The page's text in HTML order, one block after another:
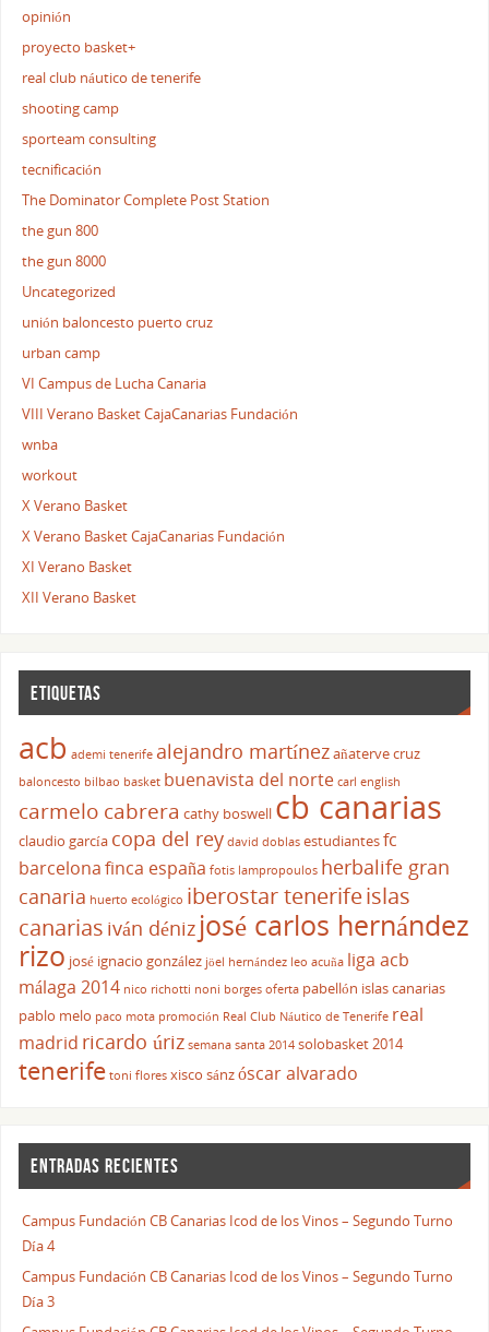
opinión
proyecto basket+
real club náutico de tenerife
shooting camp
sporteam consulting
tecnificación
The Dominator Complete Post Station
the gun 800
the gun 8000
Uncategorized
unión baloncesto puerto cruz
urban camp
VI Campus de Lucha Canaria
VIII Verano Basket CajaCanarias Fundación
wnba
workout
X Verano Basket
X Verano Basket CajaCanarias Fundación
XI Verano Basket
XII Verano Basket
ETIQUETAS
acb ademi tenerife alejandro martínezañaterve cruz
baloncesto bilbao basket buenavista del norte carl english
carmelo cabrera cathy boswell cb canarias
claudio garcía copa del rey david doblas estudiantesfc
barcelonafinca españa fotis lampropoulos herbalife gran
canaria huerto ecológico iberostar tenerifeislas
canarias iván déniz josé carlos hernández
rizo josé ignacio gonzález jöel hernández leo acuña liga acb
málaga 2014 nico richotti noni borges oferta pabellón islas canarias
pablo melo paco mota promoción Real Club Náutico de Tenerife real
madrid ricardo úriz semana santa 2014 solobasket 2014
tenerife toni flores xisco sánzóscar alvarado
ENTRADAS RECIENTES
Campus Fundación CB Canarias Icod de los Vinos – Segundo Turno
Día 4
Campus Fundación CB Canarias Icod de los Vinos – Segundo Turno
Día 3